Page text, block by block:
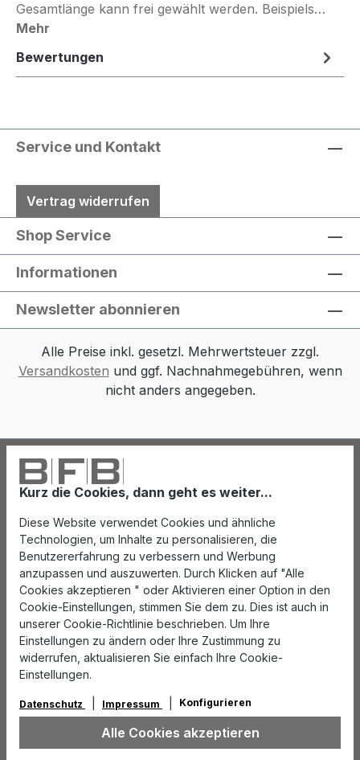
Kurz die Cookies, dann geht es weiter...
Diese Website verwendet Cookies und ähnliche
Technologien, um Inhalte zu personalisieren, die
Benutzererfahrung zu verbessern und Werbung
anzupassen und auszuwerten. Durch Klicken auf "Alle
Cookies akzeptieren " oder Aktivieren einer Option in den
Cookie-Einstellungen, stimmen Sie dem zu. Dies ist auch in
unserer Cookie-Richtlinie beschrieben. Um Ihre
Einstellungen zu ändern oder Ihre Zustimmung zu
widerrufen, aktualisieren Sie einfach Ihre Cookie-
Einstellungen.
Datenschutz Impressum Konfigurieren
Alle Cookies akzeptieren
Gesamtlänge kann frei gewählt werden. Beispiels…
Mehr
Bewertungen
Service und Kontakt
Vertrag widerrufen
Shop Service
Informationen
Newsletter abonnieren
Alle Preise inkl. gesetzl. Mehrwertsteuer zzgl.
Versandkosten und ggf. Nachnahmegebühren, wenn
nicht anders angegeben.